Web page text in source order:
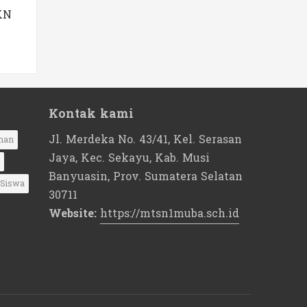
Siswa
Kontak kami
Jl. Merdeka No. 43/41, Kel. Serasan
Jaya, Kec. Sekayu, Kab. Musi
Banyuasin, Prov. Sumatera Selatan
30711
Website: https://mtsn1muba.sch.id